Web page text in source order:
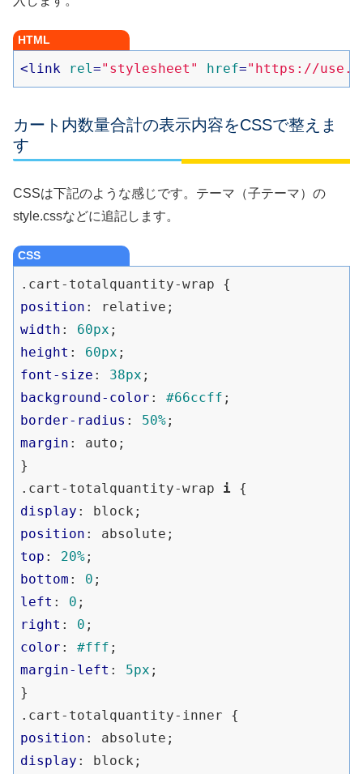
HTML
<link rel="stylesheet" href="https://
カート内数量合計の表示内容をCSSで整えま
す
CSSは下記のような感じです。テーマ（子テーマ）の
style.cssなどに追記します。
CSS
.cart-totalquantity-wrap
position
width : 60px
height : 60px
font-size : 38px
background-color : #66ccff
border-radius : 50%
margin : auto;
.cart-totalquantity-wrap
i
display
position
top : 20%
bottom : 0
left : 0
right : 0
color : #fff
margin-left : 5px ;
.cart-totalquantity-inner
position
display